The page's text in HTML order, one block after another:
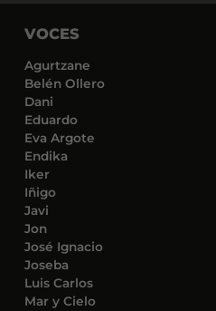
VOCES
Agurtzane
Belén Ollero
Dani
Eduardo
Eva Argote
Endika
Iker
Iñigo
Javi
Jon
José Ignacio
Joseba
Luis Carlos
Mar y Cielo